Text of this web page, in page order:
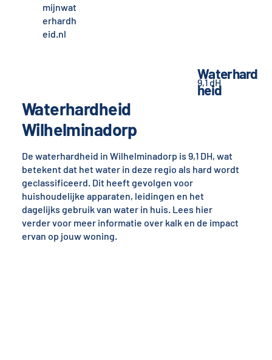
mijnwat
erhardh
eid.nl
Waterhardheid
Wilhelminadorp
De waterhardheid in Wilhelminadorp is 9,1 DH, wat
betekent dat het water in deze regio als hard wordt
geclassificeerd. Dit heeft gevolgen voor
huishoudelijke apparaten, leidingen en het
dagelijks gebruik van water in huis. Lees hier
verder voor meer informatie over kalk en de impact
ervan op jouw woning.
Waterhard
heid
9,1 dH